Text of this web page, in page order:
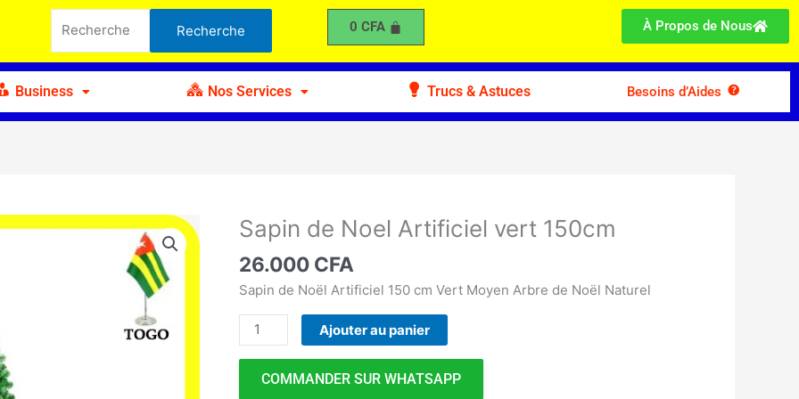
pour :
Recherche 0 CFA À Propos de Nous
Business Nos Services Trucs & Astuces Besoins d’Aides
Sapin de Noel Artificiel vert 150cm
26.000 CFA
Sapin de Noël Artificiel 150 cm Vert Moyen Arbre de Noël Naturel
quantité
Sapin
de
Artificiel
150cm
Ajouter au panier
COMMANDER SUR WHATSAPP
vert
150cm